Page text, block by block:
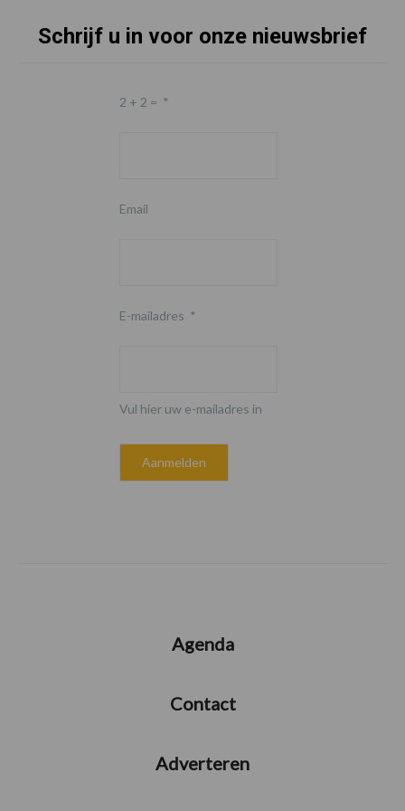
Schrijf u in voor onze nieuwsbrief
2 + 2 = *
Email
E-mailadres *
Vul hier uw e-mailadres in
Agenda
Contact
Adverteren